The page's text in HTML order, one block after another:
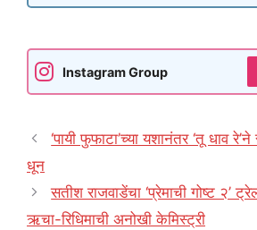
Instagram Group
‘पायी फुफाटा’च्या यशानंतर ‘तू धाव
धून
सतीश राजवाडेंचा ‘प्रेमाची गोष्ट २’
ऋचा-रिधिमाची अनोखी केमिस्ट्री